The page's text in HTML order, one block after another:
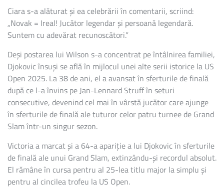
Ciara s-a alăturat și ea celebrării în comentarii, scriind:
„Novak = Ireal! Jucător legendar și persoană legendară.
Suntem cu adevărat recunoscători.”
Deși postarea lui Wilson s-a concentrat pe întâlnirea familiei,
Djokovic însuși se află în mijlocul unei alte serii istorice la US
Open 2025. La 38 de ani, el a avansat în sferturile de finală
după ce l-a învins pe Jan-Lennard Struff în seturi
consecutive, devenind cel mai în vârstă jucător care ajunge
în sferturile de finală ale tuturor celor patru turnee de Grand
Slam într-un singur sezon.
Victoria a marcat și a 64-a apariție a lui Djokovic în sferturile
de finală ale unui Grand Slam, extinzându-și recordul absolut.
El rămâne în cursa pentru al 25-lea titlu major la simplu și
pentru al cincilea trofeu la US Open.